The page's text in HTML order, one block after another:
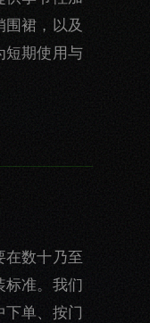
围裙，以及
短期使用与
在数十乃至
标准。我们
下单、按门